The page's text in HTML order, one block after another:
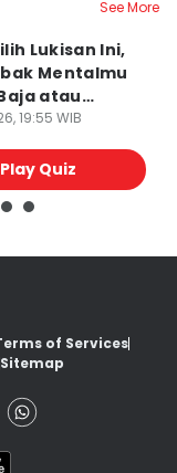
See More
Lukisan Ini,
Mentalmu
atau
19:55 WIB
Play Quiz
of Services
Sitemap